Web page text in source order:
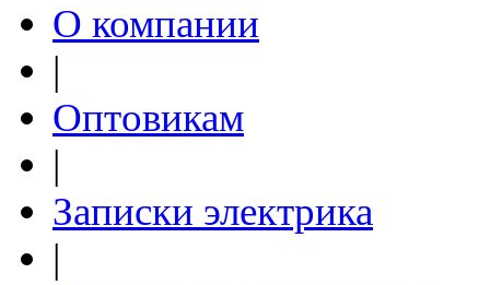
О компании
|
Оптовикам
|
Записки электрика
|